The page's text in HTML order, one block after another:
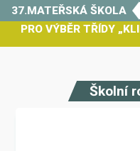
37.MATEŘSKÁ ŠKOLA
PRO VÝBĚR TŘÍDY
Školní